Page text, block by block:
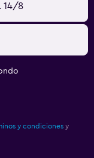
14/8
y condiciones y